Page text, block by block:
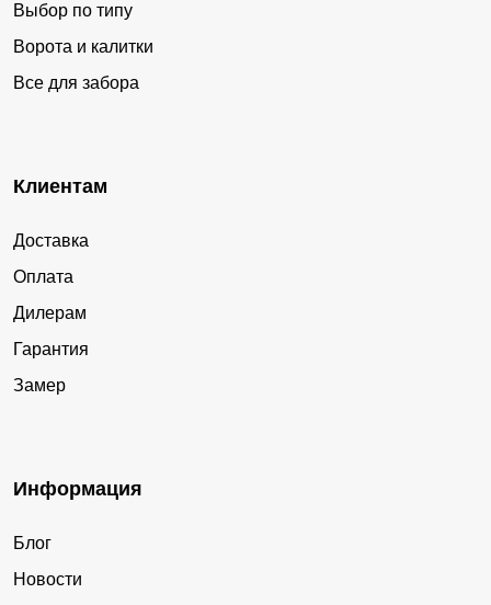
Выбор по типу
Ворота и калитки
Все для забора
Клиентам
Доставка
Оплата
Дилерам
Гарантия
Замер
Информация
Блог
Новости